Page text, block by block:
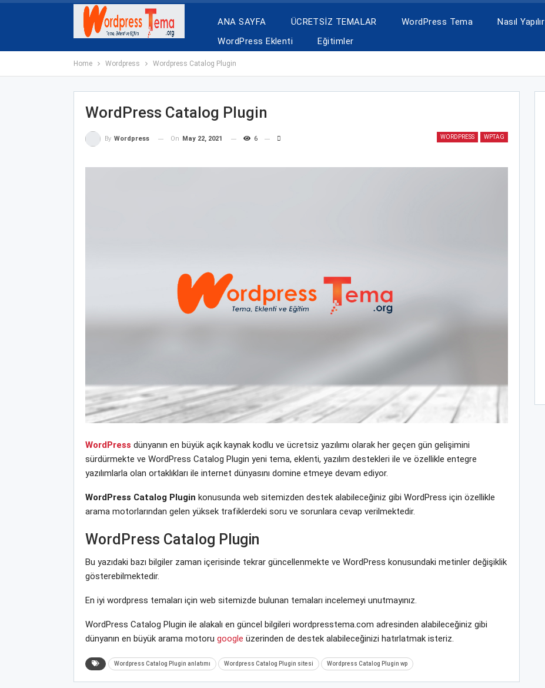
ANA SAYFA ÜCRETSİZ TEMALAR WordPress Tema Nasıl Yapılır
WordPress Eklenti
Eğitimler
Home Wordpress Wordpress Catalog Plugin
WordPress Catalog Plugin
WORDPRESS WPTAG
By Wordpress On May 22, 2021 6
WordPress dünyanın en büyük açık kaynak kodlu ve ücretsiz yazılımı olarak her geçen gün gelişimini
sürdürmekte ve WordPress Catalog Plugin yeni tema, eklenti, yazılım destekleri ile ve özellikle entegre
yazılımlarla olan ortaklıkları ile internet dünyasını domine etmeye devam ediyor.
WordPress Catalog Plugin konusunda web sitemizden destek alabileceğiniz gibi WordPress için özellikle
arama motorlarından gelen yüksek trafiklerdeki soru ve sorunlara cevap verilmektedir.
WordPress Catalog Plugin
Bu yazıdaki bazı bilgiler zaman içerisinde tekrar güncellenmekte ve WordPress konusundaki metinler değişiklik
gösterebilmektedir.
En iyi wordpress temaları için web sitemizde bulunan temaları incelemeyi unutmayınız.
WordPress Catalog Plugin ile alakalı en güncel bilgileri wordpresstema.com adresinden alabileceğiniz gibi
dünyanın en büyük arama motoru google üzerinden de destek alabileceğinizi hatırlatmak isteriz.
Wordpress Catalog Plugin anlatımı Wordpress Catalog Plugin sitesi Wordpress Catalog Plugin wp